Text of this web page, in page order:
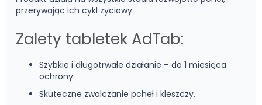
przerywając ich cykl życiowy.
Zalety tabletek AdTab:
Szybkie i długotrwałe działanie – do 1 miesiąca
ochrony.
Skuteczne zwalczanie pcheł i kleszczy.